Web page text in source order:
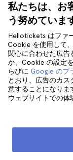
料金：約
7. キッズ
私たちは、お
う努めていま
Hellotickets はファ
Cookie を使用して
関心に合わせた広告
か、Cookie の設定
らびに Google のプ
とおり、広告のカ
意することになりま
ウェブサイトでの体